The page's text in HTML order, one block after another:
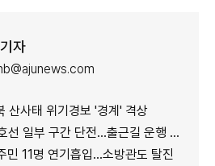
자
산사태 위기경보 '경계' 격상
일부 구간 단전…출근길 운행 지연
민 11명 연기흡입…소방관도 탈진